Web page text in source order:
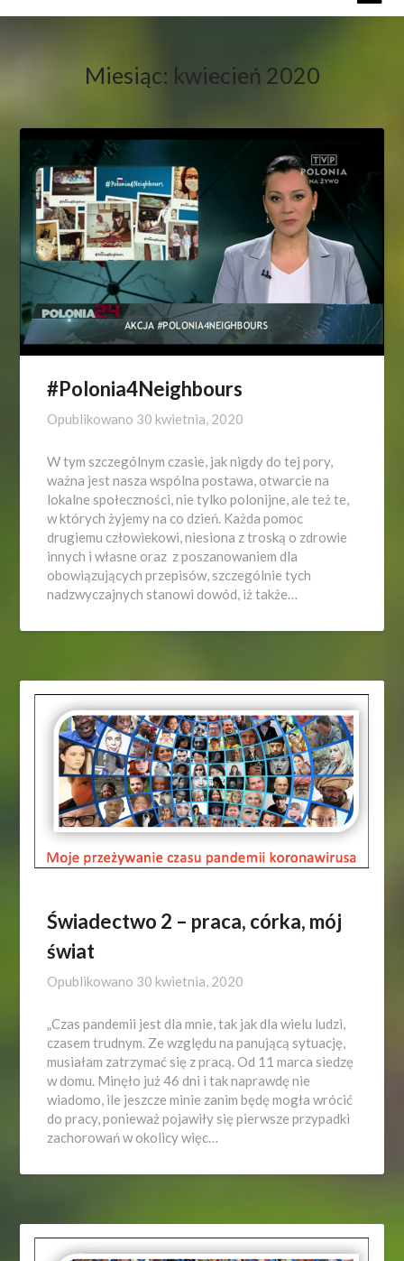
Miesiąc: kwiecień 2020
#Polonia4Neighbours
Opublikowano 30 kwietnia, 2020
W tym szczególnym czasie, jak nigdy do tej pory,
ważna jest nasza wspólna postawa, otwarcie na
lokalne społeczności, nie tylko polonijne, ale też te,
w których żyjemy na co dzień. Każda pomoc
drugiemu człowiekowi, niesiona z troską o zdrowie
innych i własne oraz z poszanowaniem dla
obowiązujących przepisów, szczególnie tych
nadzwyczajnych stanowi dowód, iż także…
Świadectwo 2 – praca, córka, mój
świat
Opublikowano 30 kwietnia, 2020
„Czas pandemii jest dla mnie, tak jak dla wielu ludzi,
czasem trudnym. Ze względu na panującą sytuację,
musiałam zatrzymać się z pracą. Od 11 marca siedzę
w domu. Minęło już 46 dni i tak naprawdę nie
wiadomo, ile jeszcze minie zanim będę mogła wrócić
do pracy, ponieważ pojawiły się pierwsze przypadki
zachorowań w okolicy więc…